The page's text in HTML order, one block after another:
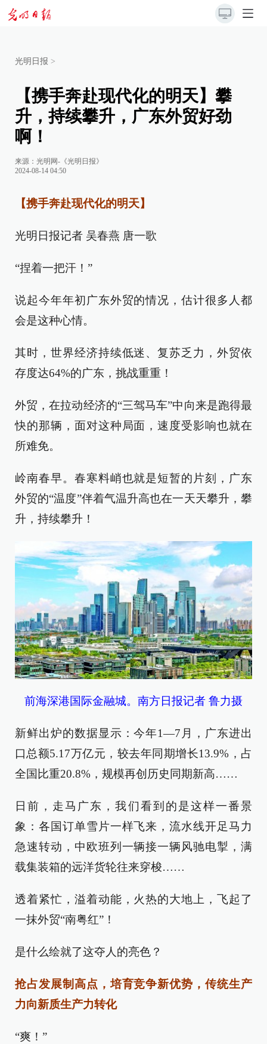
光明日报 >
【携手奔赴现代化的明天】攀
升，持续攀升，广东外贸好劲
啊！
来源： 光明网-《光明日报》
2024-08-14 04:50
【携手奔赴现代化的明天】
光明日报记者 吴春燕 唐一歌
“捏着一把汗！”
说起今年年初广东外贸的情况，估计很多人都
会是这种心情。
其时，世界经济持续低迷、复苏乏力，外贸依
存度达64%的广东，挑战重重！
外贸，在拉动经济的“三驾马车”中向来是跑得最
快的那辆，面对这种局面，速度受影响也就在
所难免。
岭南春早。春寒料峭也就是短暂的片刻，广东
外贸的“温度”伴着气温升高也在一天天攀升，攀
升，持续攀升！
前海深港国际金融城。南方日报记者 鲁力摄
新鲜出炉的数据显示：今年1—7月，广东进出
口总额5.17万亿元，较去年同期增长13.9%，占
全国比重20.8%，规模再创历史同期新高……
日前，走马广东，我们看到的是这样一番景
象：各国订单雪片一样飞来，流水线开足马力
急速转动，中欧班列一辆接一辆风驰电掣，满
载集装箱的远洋货轮往来穿梭……
透着紧忙，溢着动能，火热的大地上，飞起了
一抹外贸“南粤红”！
是什么绘就了这夺人的亮色？
抢占发展制高点，培育竞争新优势，传统生产
力向新质生产力转化
“爽！”